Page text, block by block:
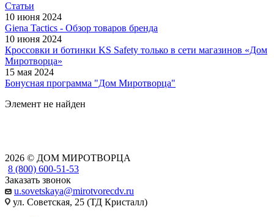
Статьи
10 июня 2024
Giena Tactics - Обзор товаров бренда
10 июня 2024
Кроссовки и ботинки KS Safety только в сети магазинов «Дом
Миротворца»
15 мая 2024
Бонусная программа "Дом Миротворца"
Элемент не найден
2026 © ДОМ МИРОТВОРЦА
8 (800) 600-51-53
Заказать звонок
u.sovetskaya@mirotvorecdv.ru
ул. Советская, 25 (ТД Кристалл)